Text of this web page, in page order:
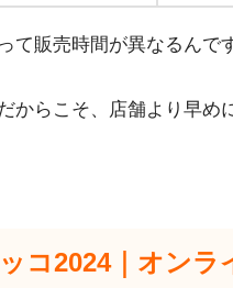
て販売時間が異なるんで
からこそ、店舗より早め
コ2024｜オンラ